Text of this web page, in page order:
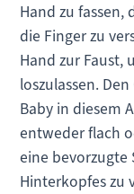
Hand zu fassen,
die Finger zu
Hand zur Faust,
loszulassen.
Baby in diesem
entweder flach
eine bevorzugte
Hinterkopfes zu